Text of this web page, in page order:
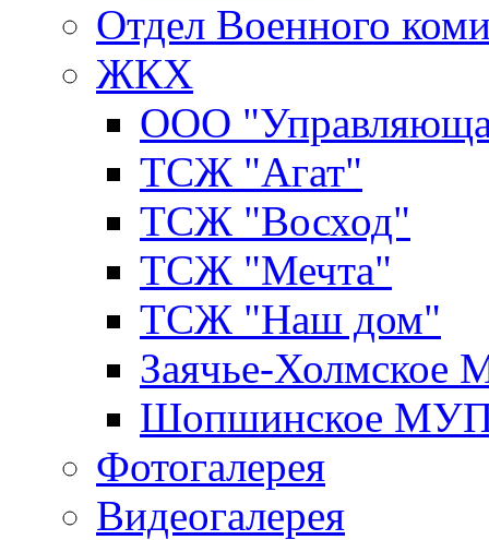
Отдел Военного
ЖКХ
ООО
ТСЖ "Агат"
ТСЖ "Восход"
ТСЖ "Мечта"
ТСЖ "Наш дом"
Заячье-
Шопшинское
Фотогалерея
Видеогалерея